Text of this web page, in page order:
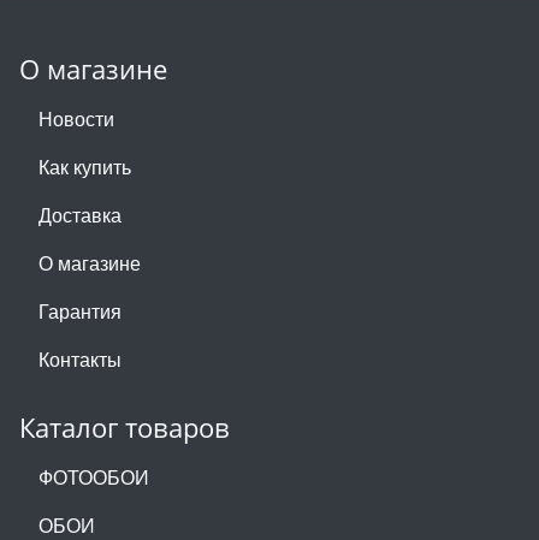
О магазине
Новости
Как купить
Доставка
О магазине
Гарантия
Контакты
Каталог товаров
ФОТООБОИ
ОБОИ